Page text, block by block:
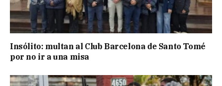
Insólito: multan al Club Barcelona de Santo Tomé
por no ir a una misa